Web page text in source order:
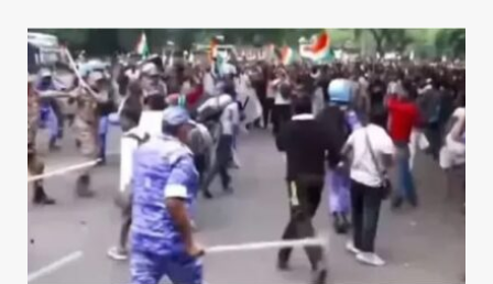
at
s
A
p
p
c
e
b
o
o
k
k
e
dI
n
ai
l
ar
e